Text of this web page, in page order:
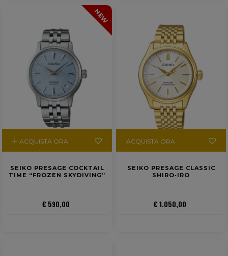
NEW
ACQUISTA ORA
SEIKO PRESAGE COCKTAIL
TIME “FROZEN SKYDIVING”
€ 590,00
ACQUISTA ORA
SEIKO PRESAGE CLASSIC
SHIRO‑IRO
€ 1.050,00